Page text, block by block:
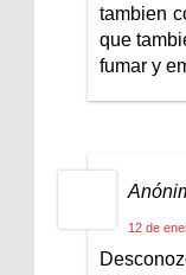
tambien
que
fumar y
12 de